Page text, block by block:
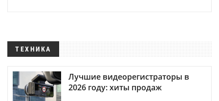
ТЕХНИКА
Лучшие видеорегистраторы в
2026 году: хиты продаж